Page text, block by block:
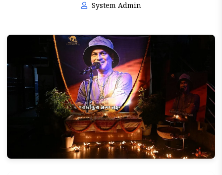
System Admin